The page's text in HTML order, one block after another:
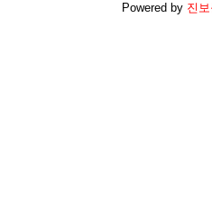
Powered by 진